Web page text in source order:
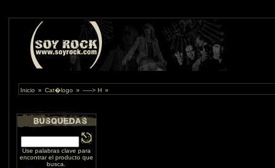
Inicio » Cat�logo » -----> H »
Use palabras clave para
encontrar el producto que
busca.